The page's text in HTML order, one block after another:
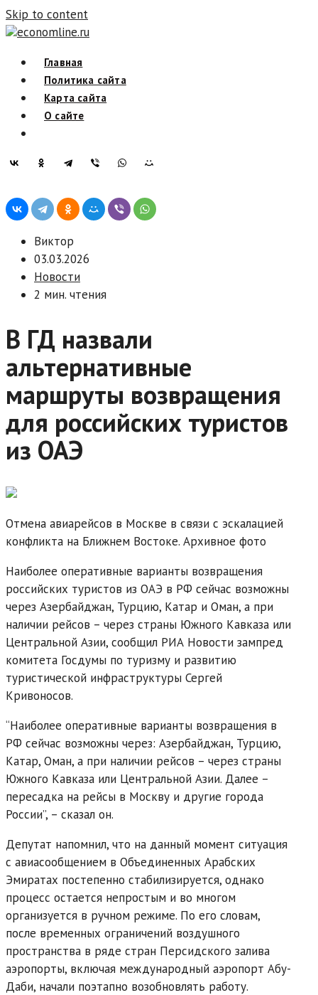
Skip to content
economline.ru
Главная
Политика сайта
Карта сайта
О сайте
Виктор
03.03.2026
Новости
2 мин. чтения
В ГД назвали
альтернативные
маршруты возвращения
для российских туристов
из ОАЭ
Отмена авиарейсов в Москве в связи с эскалацией
конфликта на Ближнем Востоке. Архивное фото
Наиболее оперативные варианты возвращения
российских туристов из ОАЭ в РФ сейчас возможны
через Азербайджан, Турцию, Катар и Оман, а при
наличии рейсов – через страны Южного Кавказа или
Центральной Азии, сообщил РИА Новости зампред
комитета Госдумы по туризму и развитию
туристической инфраструктуры Сергей
Кривоносов.
“Наиболее оперативные варианты возвращения в
РФ сейчас возможны через: Азербайджан, Турцию,
Катар, Оман, а при наличии рейсов – через страны
Южного Кавказа или Центральной Азии. Далее –
пересадка на рейсы в Москву и другие города
России”, – сказал он.
Депутат напомнил, что на данный момент ситуация
с авиасообщением в Объединенных Арабских
Эмиратах постепенно стабилизируется, однако
процесс остается непростым и во многом
организуется в ручном режиме. По его словам,
после временных ограничений воздушного
пространства в ряде стран Персидского залива
аэропорты, включая международный аэропорт Абу-
Даби, начали поэтапно возобновлять работу.